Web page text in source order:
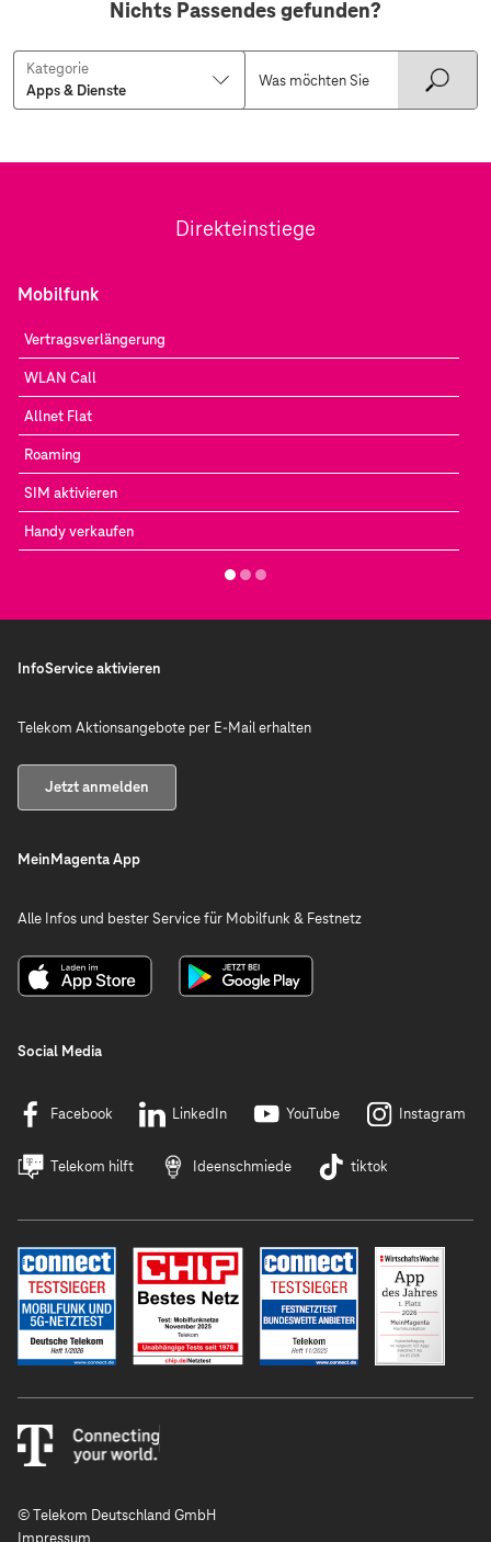
Nichts Passendes gefunden?
Kategorie
Direkteinstiege
Mobilfunk
Vertragsverlängerung
WLAN Call
Allnet Flat
Roaming
SIM aktivieren
Handy verkaufen
InfoService aktivieren
Telekom Aktionsangebote per E-Mail erhalten
Jetzt anmelden
MeinMagenta App
Alle Infos und bester Service für Mobilfunk & Festnetz
Social Media
Facebook LinkedIn YouTube Instagram
Telekom hilft Ideenschmiede tiktok
© Telekom Deutschland GmbH
Impressum